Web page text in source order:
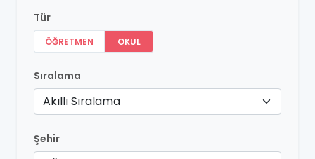
Tür
ÖĞRETMEN OKUL
Sıralama
Akıllı Sıralama
Şehir